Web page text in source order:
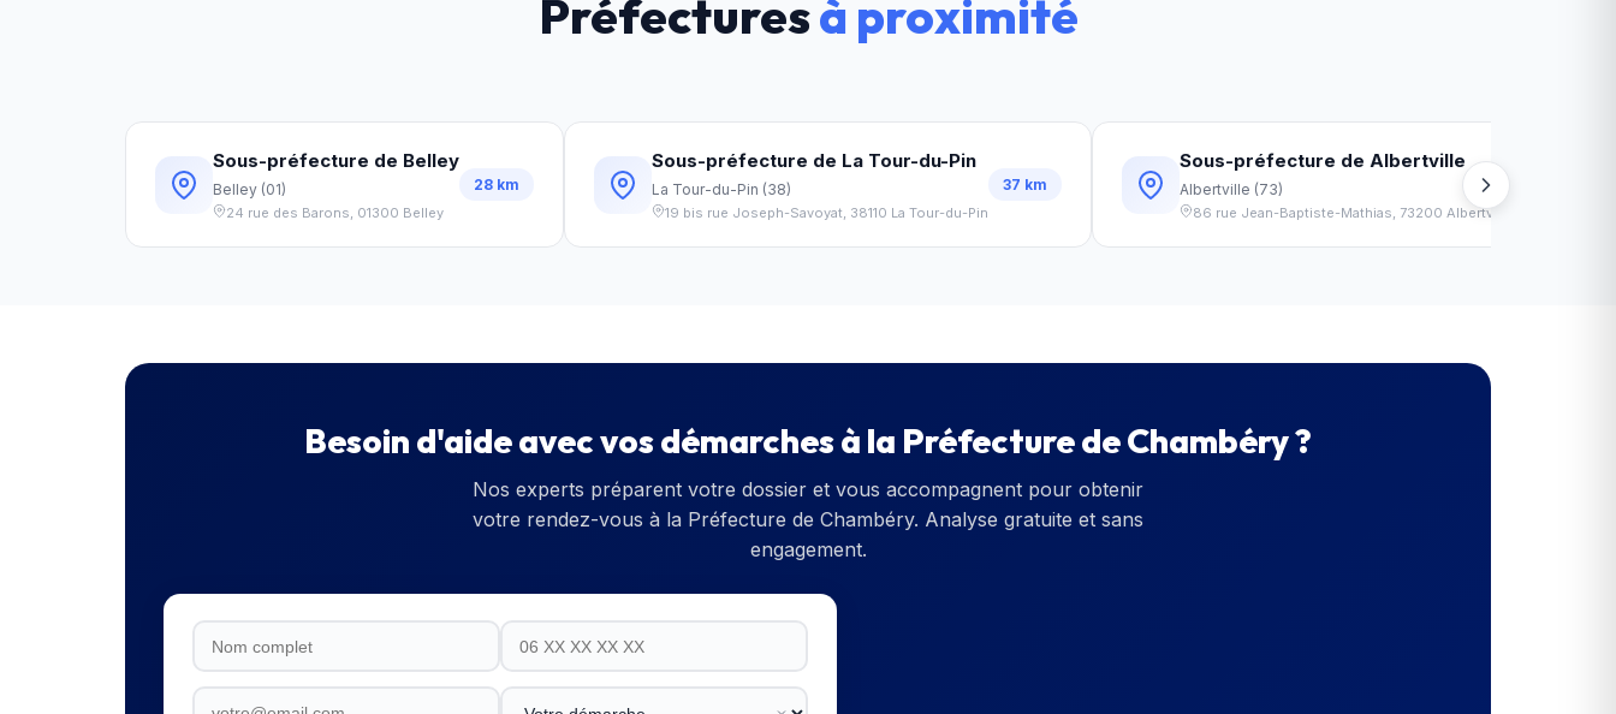
Préfecturesà proximité
Sous-préfecture de Belley
Belley (01)
24 rue des Barons, 01300 Belley
28 km
Sous-préfecture de La Tour-du-Pin
La Tour-du-Pin (38)
19 bis rue Joseph-Savoyat, 38110 La Tour-du-Pin
37 km
Sous-préfecture de Albertville
Albertville (73)
86 rue Jean-Baptiste-Mathias, 73200 Albertville
Besoin d'aide avec vos démarches à la Préfecture de Chambéry?
Nos experts préparent votre dossier et vous accompagnent pour obtenir
votre rendez-vous à la Préfecture de Chambéry. Analyse gratuite et sans
engagement.